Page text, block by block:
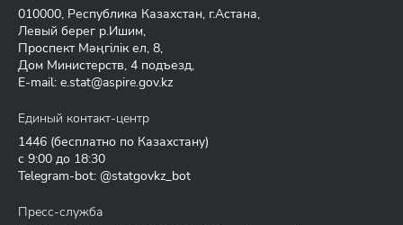
010000, Республика Казахстан, г.Астана,
Левый берег р.Ишим,
Проспект Мәңгілік ел, 8,
Дом Министерств, 4 подъезд,
E-mail: e.stat@aspire.gov.kz
Единый контакт-центр
1446 (бесплатно по Казахстану)
с 9:00 до 18:30
Telegram-bot: @statgovkz_bot
Пресс-служба